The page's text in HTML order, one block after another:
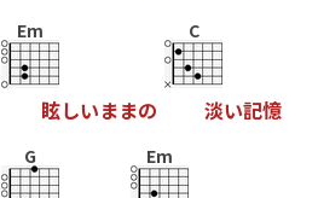
Em
眩しいままの
C
淡い記憶
G Em